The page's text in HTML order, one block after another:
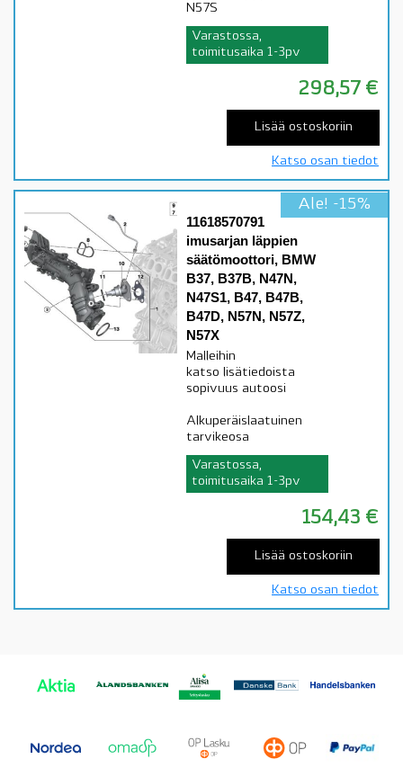
N57S
Varastossa,
toimitusaika 1-3pv
298,57 €
Lisää ostoskoriin
Katso osan tiedot
Ale! -15%
11618570791
imusarjan läppien
säätömoottori, BMW
B37, B37B, N47N,
N47S1, B47, B47B,
B47D, N57N, N57Z,
N57X
Malleihin
katso lisätiedoista
sopivuus autoosi
Alkuperäislaatuinen
tarvikeosa
Varastossa,
toimitusaika 1-3pv
154,43 €
Lisää ostoskoriin
Katso osan tiedot